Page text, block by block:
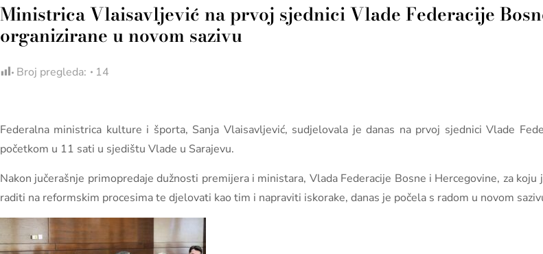
Ministrica Vlaisavljević na prvoj sjednici Vlade Federacije
organizirane u novom sazivu
Broj pregleda: 14
Federalna ministrica kulture i športa, Sanja Vlaisavljević, sudjelovala je danas na prvoj sjednici Vlade
početkom u 11 sati u sjedištu Vlade u Sarajevu.
Nakon jučerašnje primopredaje dužnosti premijera i ministara, Vlada Federacije Bosne i Hercegovine, za
raditi na reformskim procesima te djelovati kao tim i napraviti iskorake, danas je počela s radom u novom